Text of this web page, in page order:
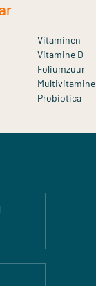
Vitaminen
Vitamine D
Foliumzuur
Multivitamine
Probiotica